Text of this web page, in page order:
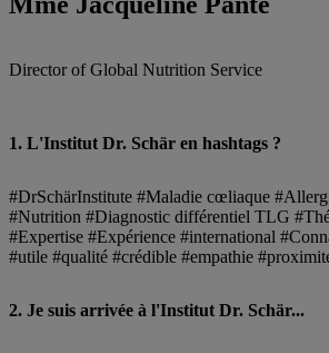
Director of Global Nutrition Service
1. L'Institut Dr. Schär en hashtags ?
#DrSchärInstitute #Maladie cœliaque
#Nutrition #Diagnostic différentiel TLG
#Expertise #Expérience #international
#utile #qualité #crédible #empathie
2. Je suis arrivée à l'Institut Dr. Schär...